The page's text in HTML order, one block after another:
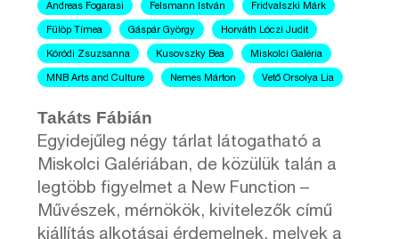
Andreas Fogarasi Felsmann István Fridvalszki Márk
Fülöp Tímea Gáspár György Horváth Lóczi Judit
Kóródi Zsuzsanna Kusovszky Bea Miskolci Galéria
MNB Arts and Culture Nemes Márton Vető Orsolya Lia
Takáts Fábián
Egyidejűleg négy tárlat látogatható a
Miskolci Galériában, de közülük talán a
legtöbb figyelmet a New Function –
Művészek, mérnökök, kivitelezők című
kiállítás alkotásai érdemelnek, melyek a